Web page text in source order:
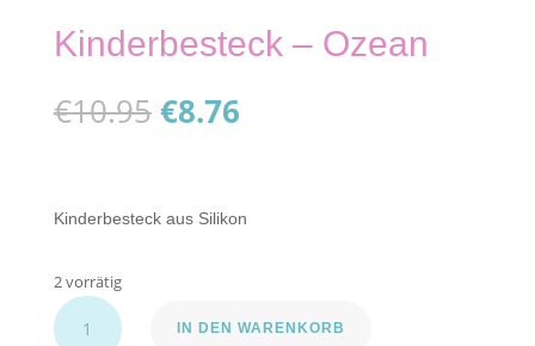
Kinderbesteck – Ozean
€10.95 Ursprünglicher
Preis
€8.76Aktueller
Kinderbesteck aus Silikon
2 vorrätig
Kinderbesteck
-
IN DEN WARENKORB